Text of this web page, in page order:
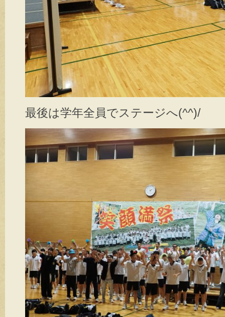
最後は学年全員でステージへ(^^)/